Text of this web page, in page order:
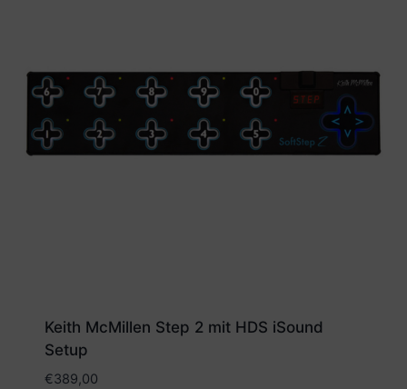
Keith McMillen Step 2 mit HDS iSound
Setup
€389,00